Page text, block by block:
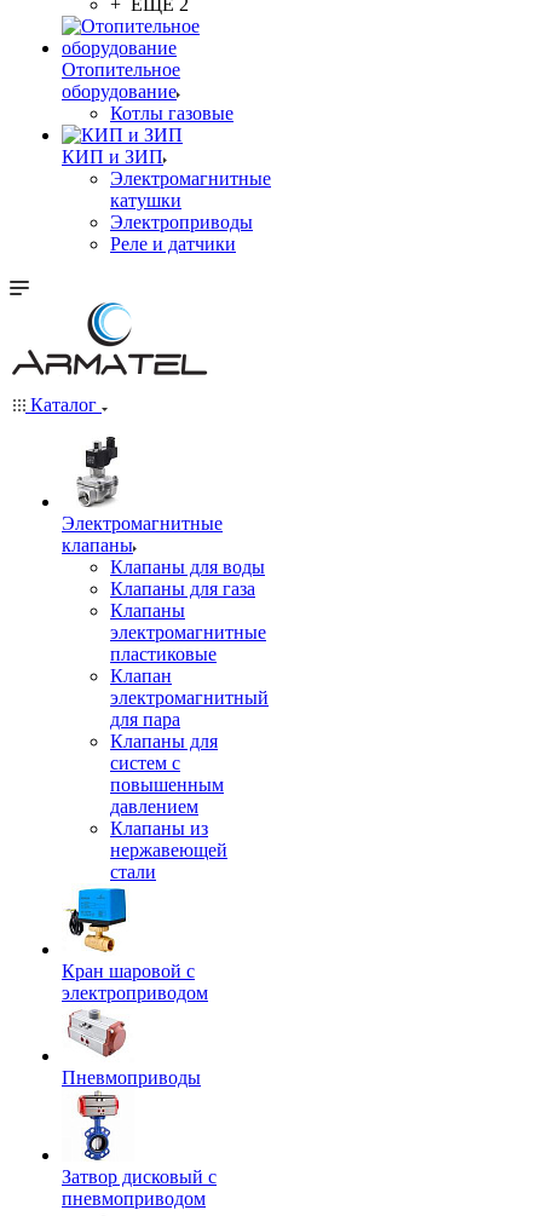
+ ЕЩЕ 2
Отопительное
оборудование
Котлы газовые
КИП и ЗИП
Электромагнитные
катушки
Электроприводы
Реле и датчики
Каталог
Электромагнитные
клапаны
Клапаны для воды
Клапаны для газа
Клапаны
электромагнитные
пластиковые
Клапан
электромагнитный
для пара
Клапаны для
систем с
повышенным
давлением
Клапаны из
нержавеющей
стали
Кран шаровой с
электроприводом
Пневмоприводы
Затвор дисковый с
пневмоприводом